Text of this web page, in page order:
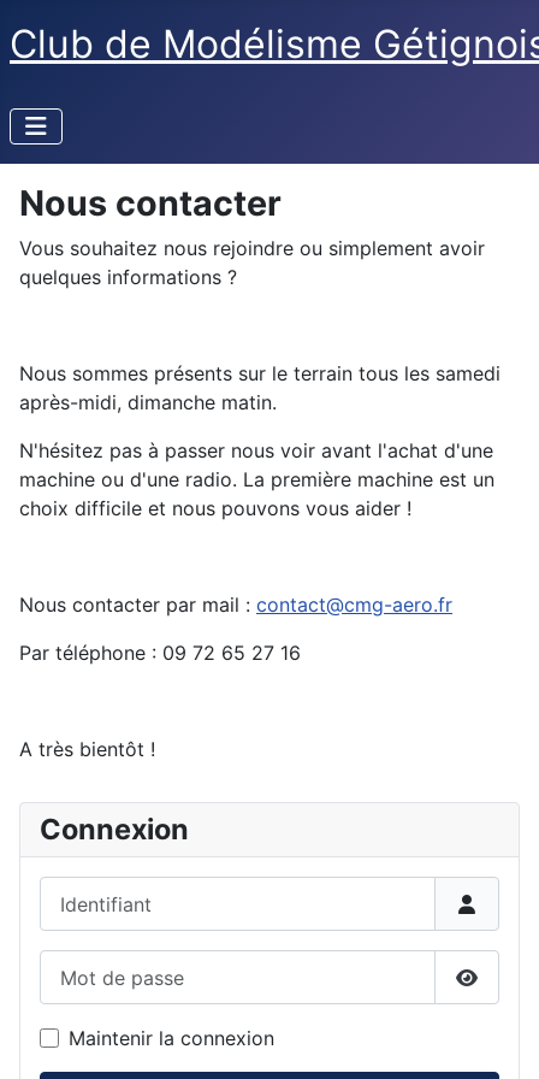
Club de Modélisme
Nous contacter
Vous souhaitez nous rejoindre ou simplement avoir
quelques informations ?
Nous sommes présents sur le terrain tous les samedi
après-midi, dimanche matin.
N'hésitez pas à passer nous voir avant l'achat d'une
machine ou d'une radio. La première machine est un
choix difficile et nous pouvons vous aider !
Nous contacter par mail : contact@cmg-aero.fr
Par téléphone : 09 72 65 27 16
A très bientôt !
Connexion
Maintenir la connexion